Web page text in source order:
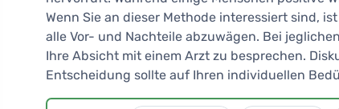
Wenn Sie an dieser Methode interessiert sind,
alle Vor- und Nachteile abzuwägen. Bei
Ihre Absicht mit einem Arzt zu besprechen.
Entscheidung sollte auf Ihren individuellen